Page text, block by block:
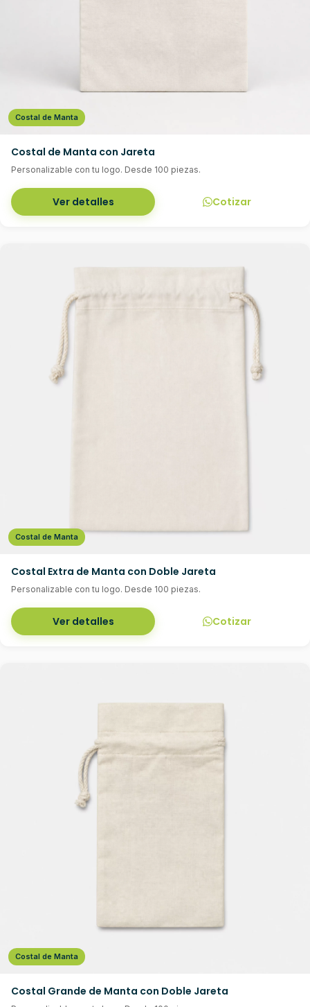
Costal de Manta
Costal de Manta con Jareta
Personalizable con tu logo. Desde 100 piezas.
Ver detalles Cotizar
Costal de Manta
Costal Extra de Manta con Doble Jareta
Personalizable con tu logo. Desde 100 piezas.
Ver detalles Cotizar
Costal de Manta
Costal Grande de Manta con Doble Jareta